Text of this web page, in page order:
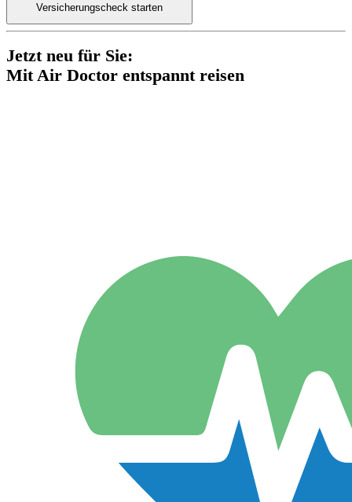
Versicherungscheck starten
Jetzt neu für Sie:
Mit Air Doctor entspannt reisen